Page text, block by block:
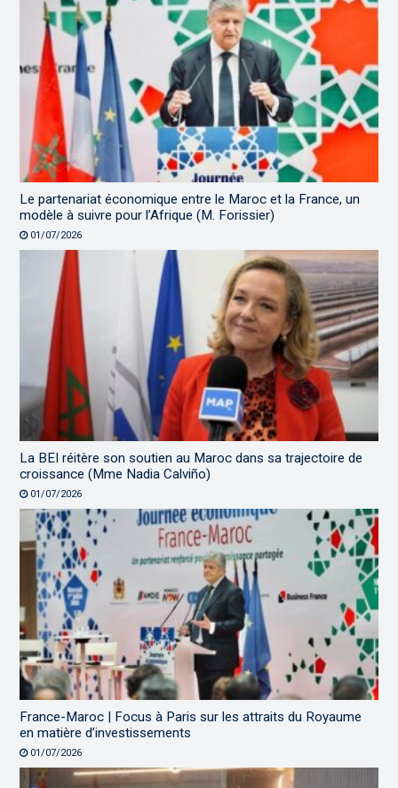
Le partenariat économique entre le Maroc et la France, un
modèle à suivre pour l’Afrique (M. Forissier)
01/07/2026
La BEI réitère son soutien au Maroc dans sa trajectoire de
croissance (Mme Nadia Calviño)
01/07/2026
France-Maroc | Focus à Paris sur les attraits du Royaume
en matière d’investissements
01/07/2026